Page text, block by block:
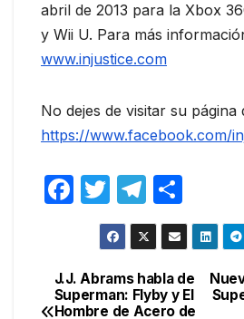
abril de 2013 para la Xbox
y Wii U. Para más
www.injustice.com
No dejes de visitar su
https://www.facebook.com/
F
e
b
T
w
itt
er
T
el
e
gr
a
o
m
p
ar
Navegación
J.J. Abrams habla de
Superman: Flyby y El
Hombre de Acero de